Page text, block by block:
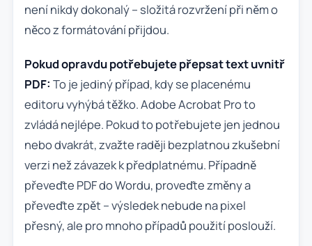
není nikdy dokonalý – složitá rozvržení při něm o
něco z formátování přijdou.
Pokud opravdu potřebujete přepsat text uvnitř
PDF: To je jediný případ, kdy se placenému
editoru vyhýbá těžko. Adobe Acrobat Pro to
zvládá nejlépe. Pokud to potřebujete jen jednou
nebo dvakrát, zvažte raději bezplatnou zkušební
verzi než závazek k předplatnému. Případně
převeďte PDF do Wordu, proveďte změny a
převeďte zpět – výsledek nebude na pixel
přesný, ale pro mnoho případů použití poslouží.